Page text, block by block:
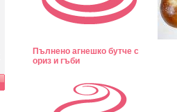
Пълнено агнешко бутче с
ориз и гъби